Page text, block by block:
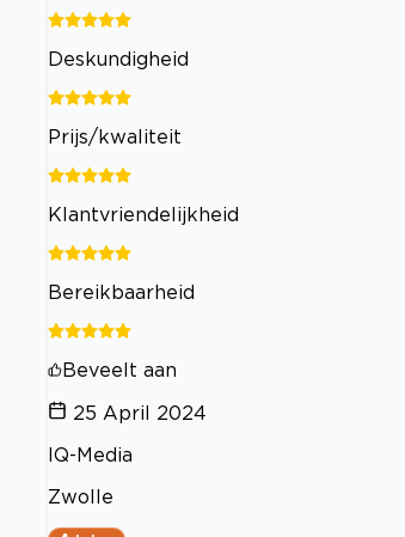
Deskundigheid
Prijs/kwaliteit
Klantvriendelijkheid
Bereikbaarheid
Beveelt aan
25 April 2024
IQ-Media
Zwolle